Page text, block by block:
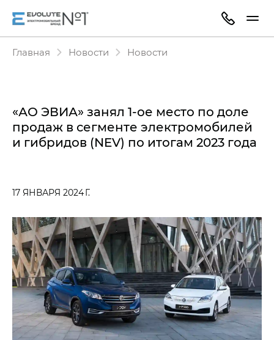
Главная Новости Новости
«АО ЭВИА» занял 1-ое место по доле
продаж в сегменте электромобилей
и гибридов (NEV) по итогам 2023 года
17 ЯНВАРЯ 2024 Г.